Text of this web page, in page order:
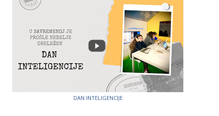
DAN INTELIGENCIJE